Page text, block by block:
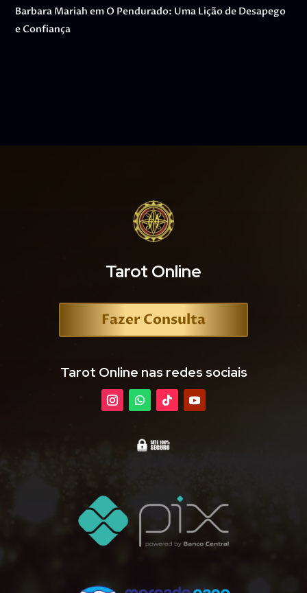
Barbara Mariah em O Pendurado: Uma Lição de Desapego
e Confiança
Tarot Online
Fazer Consulta
Tarot Online nas redes sociais